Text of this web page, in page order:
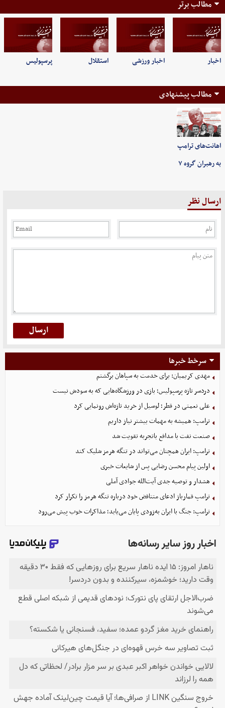
مطالب برتر
اخبار اخبار ورزشی استقلال پرسپولیس
مطالب پیشنهادی
اهانت‌های ترامپ
به رهبران گروه ۷
ارسال نظر
سرخط خبرها
مهدی کریمیان: برای خدمت به سپاهان برگشتم
دردسر تازه پرسپولیس؛ بازی در ورزشگاه‌هایی که به سودش نیست
علی نعمتی در قطر؛ لوسیل از خرید تازه‌اش رونمایی کرد
ترامپ: همیشه به مهمات بیشتر نیاز داریم
صنعت نفت با مدافع باتجربه تقویت شد
ترامپ: ایران همچنان می‌تواند در تنگه هرمز شلیک کند
اولین پیام محسن رضایی پس از شایعات خبری
هشدار و توصیه جدی آیت‌الله جوادی آملی
ترامپ قمارباز ادعای متناقض خود درباره تنگه هرمز را تکرار کرد
ترامپ: جنگ با ایران به‌زودی پایان می‌یابد؛ مذاکرات خوب پیش می‌رود